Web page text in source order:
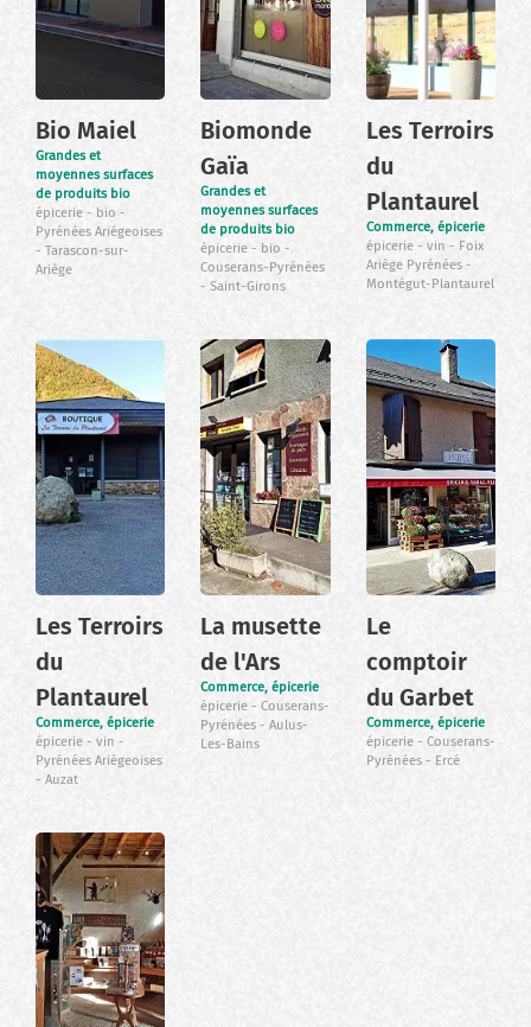
Bio Maiel
Grandes et
moyennes surfaces
de produits bio
épicerie
bio
Pyrénées Ariégeoises
Tarascon-sur-
Ariège
Biomonde
Gaïa
Grandes et
moyennes surfaces
de produits bio
épicerie
bio
Couserans-Pyrénées
Saint-Girons
Les Terroirs
du
Plantaurel
Commerce, épicerie
épicerie
vin
Foix
Ariège Pyrénées
Montégut-Plantaurel
Les Terroirs
du
Plantaurel
Commerce, épicerie
épicerie
vin
Pyrénées Ariégeoises
Auzat
La musette
de l'Ars
Commerce, épicerie
épicerie
Couserans-
Pyrénées
Aulus-
Les-Bains
Le
comptoir
du Garbet
Commerce, épicerie
épicerie
Couserans-
Pyrénées
Ercé